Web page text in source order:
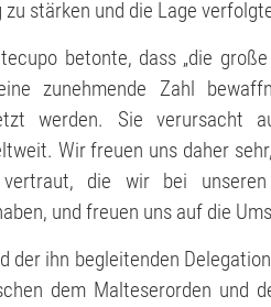
stärken und die Lage
betonte, dass „die
zunehmende Zahl
werden. Sie verursacht
Wir freuen uns daher
die wir bei
und freuen uns auf die
der ihn begleitenden
dem Malteserorden und